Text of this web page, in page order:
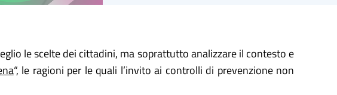
le scelte dei cittadini, ma soprattutto analizzare il contesto e
“, le ragioni per le quali l’invito ai controlli di prevenzione non